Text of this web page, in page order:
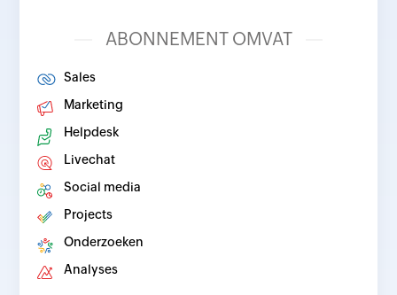
ABONNEMENT OMVAT
Sales
Marketing
Helpdesk
Livechat
Social media
Projects
Onderzoeken
Analyses